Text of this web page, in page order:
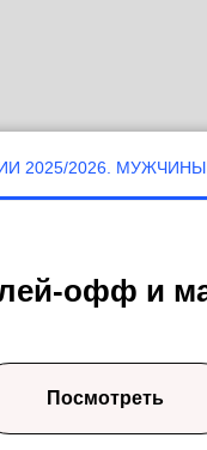
2025/2026. МУЖЧИНЫ
офф и
Посмотреть